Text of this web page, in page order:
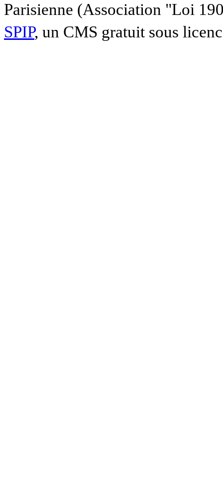
Parisienne (Association "Loi
SPIP, un CMS gratuit sous